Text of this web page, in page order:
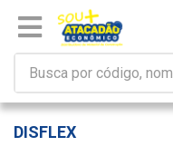
DISFLEX